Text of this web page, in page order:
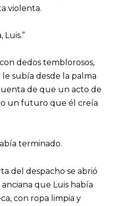
violenta.
Luis.”
dedos temblorosos,
subía desde la palma
de que un acto de
un futuro que él creía
terminado.
del despacho se abrió
que Luis había
con ropa limpia y